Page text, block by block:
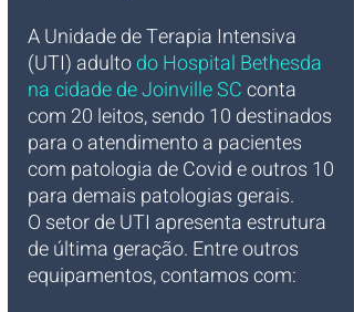
A Unidade de Terapia Intensiva
(UTI) adulto do Hospital Bethesda
na cidade de Joinville SC conta
com 20 leitos, sendo 10 destinados
para o atendimento a pacientes
com patologia de Covid e outros 10
para demais patologias gerais.
O setor de UTI apresenta estrutura
de última geração. Entre outros
equipamentos, contamos com: